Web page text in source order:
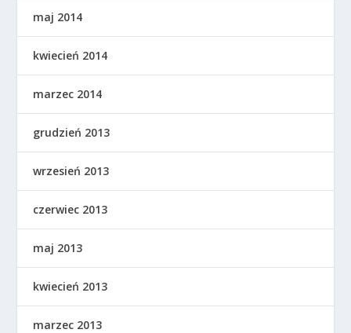
maj 2014
kwiecień 2014
marzec 2014
grudzień 2013
wrzesień 2013
czerwiec 2013
maj 2013
kwiecień 2013
marzec 2013